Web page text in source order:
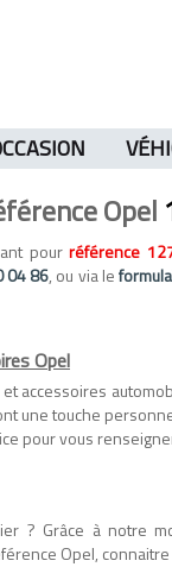
Opel
pourréférence
04 86, ou via le
Opel
etaccessoires
une touche
pour vous
? Grâce à notre
Opel,